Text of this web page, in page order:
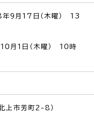
17日（木曜） 13
月1日（木曜） 10時
市芳町2-8）